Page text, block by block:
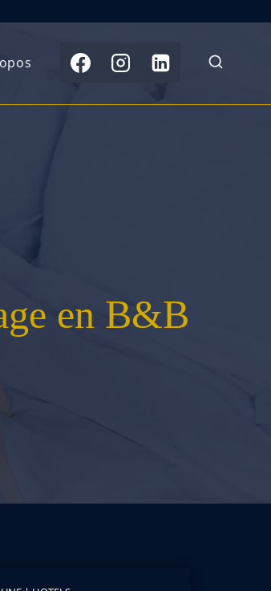
Orienten B&B